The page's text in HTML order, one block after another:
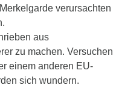
verursachten
aus
zu machen. Versuchen
einem anderen EU-
sich wundern.